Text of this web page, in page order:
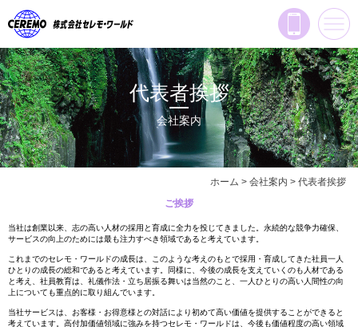
代表者挨拶
会社案内
ホーム > 会社案内 > 代表者挨拶
ご挨拶
当社は創業以来、志の高い人材の採用と育成に全力を投じてきました。永続的な競争力確保、
サービスの向上のためには最も注力すべき領域であると考えています。
これまでのセレモ・ワールドの成長は、このような考えのもとで採用・育成してきた社員一人
ひとりの成長の総和であると考えています。同様に、今後の成長を支えていくのも人材である
と考え、社員教育は、礼儀作法・立ち居振る舞いは当然のこと、一人ひとりの高い人間性の向
上についても重点的に取り組んでいます。
当社サービスは、お客様・お得意様との対話により初めて高い価値を提供することができると
考えています。高付加価値領域に強みを持つセレモ・ワールドは、今後も価値程度の高い領域